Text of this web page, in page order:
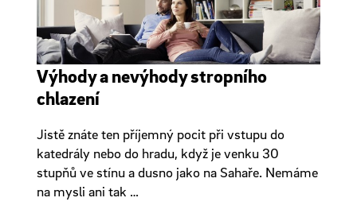
Výhody a nevýhody stropního
chlazení
Jistě znáte ten příjemný pocit při vstupu do
katedrály nebo do hradu, když je venku 30
stupňů ve stínu a dusno jako na Sahaře. Nemáme
na mysli ani tak …